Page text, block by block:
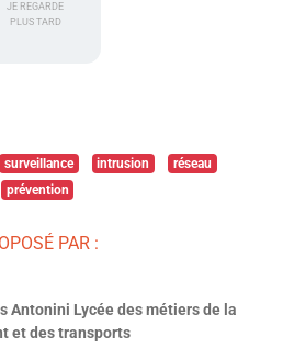
JE REGARDE
PLUS TARD
surveillance intrusion
réseau
prévention
PAR :
Antonini Lycée des métiers de la
et des transports